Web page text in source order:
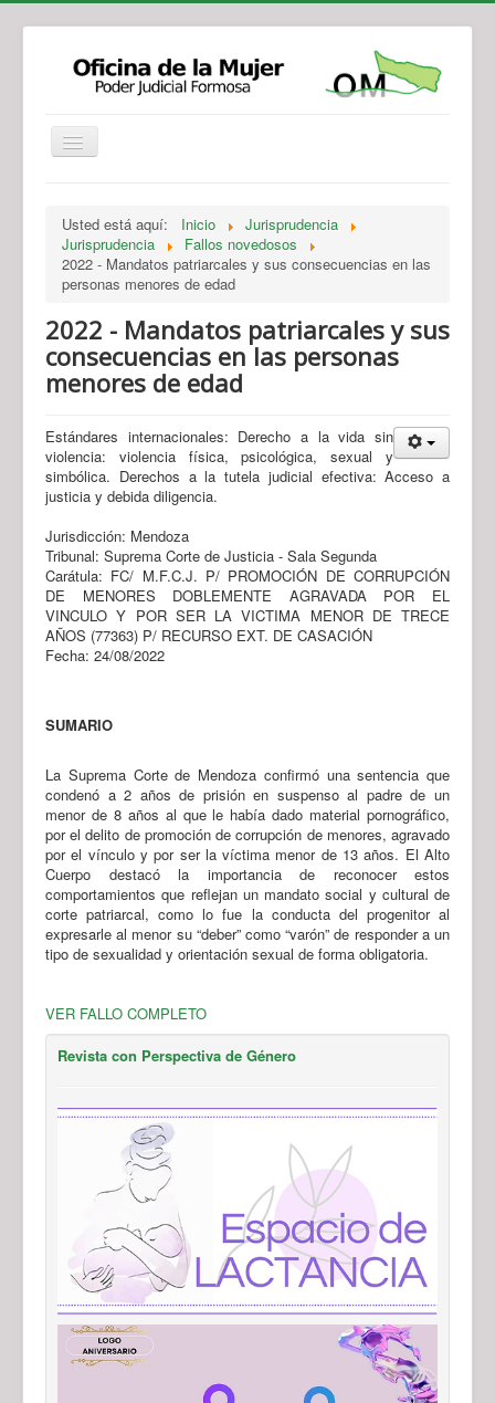
Legislación
Novedades
Recursos y Servicios de Atención
Contacto
Usted está aquí: Inicio
Jurisprudencia
Jurisprudencia
Fallos novedosos
2022 - Mandatos patriarcales y sus consecuencias en las
personas menores de edad
2022 - Mandatos patriarcales y sus
consecuencias en las personas
menores de edad
Estándares internacionales: Derecho a la vida sin
violencia: violencia física, psicológica, sexual y
simbólica. Derechos a la tutela judicial efectiva: Acceso a
justicia y debida diligencia.
Jurisdicción: Mendoza
Tribunal: Suprema Corte de Justicia - Sala Segunda
Carátula: FC/ M.F.C.J. P/ PROMOCIÓN DE CORRUPCIÓN
DE MENORES DOBLEMENTE AGRAVADA POR EL
VINCULO Y POR SER LA VICTIMA MENOR DE TRECE
AÑOS (77363) P/ RECURSO EXT. DE CASACIÓN
Fecha: 24/08/2022
SUMARIO
La Suprema Corte de Mendoza confirmó una sentencia que
condenó a 2 años de prisión en suspenso al padre de un
menor de 8 años al que le había dado material pornográfico,
por el delito de promoción de corrupción de menores, agravado
por el vínculo y por ser la víctima menor de 13 años. El Alto
Cuerpo destacó la importancia de reconocer estos
comportamientos que reflejan un mandato social y cultural de
corte patriarcal, como lo fue la conducta del progenitor al
expresarle al menor su “deber” como “varón” de responder a un
tipo de sexualidad y orientación sexual de forma obligatoria.
VER FALLO COMPLETO
Revista con Perspectiva de Género